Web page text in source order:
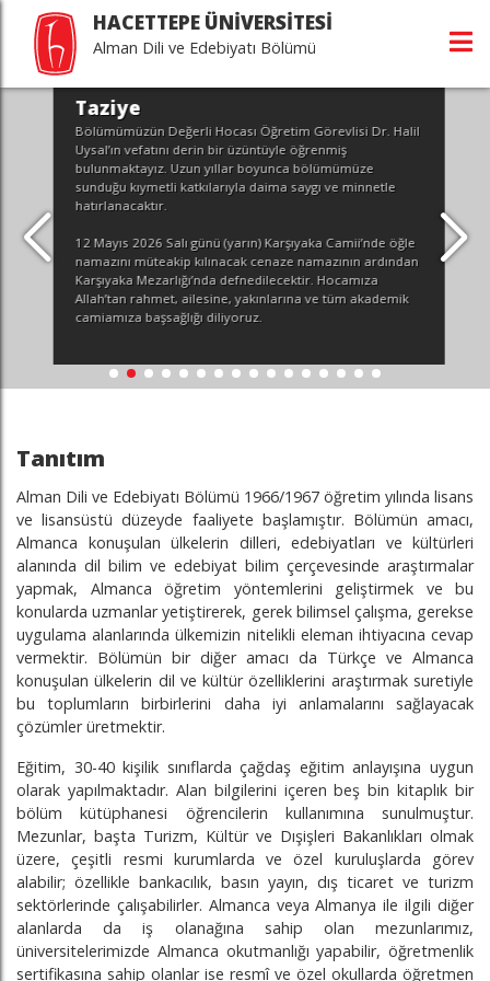
HACETTEPE ÜNİVERSİTESİ
Alman Dili ve Edebiyatı Bölümü
Taziye
Bölümümüzün Değerli Hocası Öğretim Görevlisi Dr. Halil
Uysal’ın vefatını derin bir üzüntüyle öğrenmiş
bulunmaktayız. Uzun yıllar boyunca bölümümüze
sunduğu kıymetli katkılarıyla daima saygı ve minnetle
hatırlanacaktır.
12 Mayıs 2026 Salı günü (yarın) Karşıyaka Camii’nde öğle
namazını müteakip kılınacak cenaze namazının ardından
Karşıyaka Mezarlığı’nda defnedilecektir. Hocamıza
Allah’tan rahmet, ailesine, yakınlarına ve tüm akademik
camiamıza başsağlığı diliyoruz.
Tanıtım
Alman Dili ve Edebiyatı Bölümü 1966/1967 öğretim yılında lisans
ve lisansüstü düzeyde faaliyete başlamıştır. Bölümün amacı,
Almanca konuşulan ülkelerin dilleri, edebiyatları ve kültürleri
alanında dil bilim ve edebiyat bilim çerçevesinde araştırmalar
yapmak, Almanca öğretim yöntemlerini geliştirmek ve bu
konularda uzmanlar yetiştirerek, gerek bilimsel çalışma, gerekse
uygulama alanlarında ülkemizin nitelikli eleman ihtiyacına cevap
vermektir. Bölümün bir diğer amacı da Türkçe ve Almanca
konuşulan ülkelerin dil ve kültür özelliklerini araştırmak suretiyle
bu toplumların birbirlerini daha iyi anlamalarını sağlayacak
çözümler üretmektir.
Eğitim, 30-40 kişilik sınıflarda çağdaş eğitim anlayışına uygun
olarak yapılmaktadır. Alan bilgilerini içeren beş bin kitaplık bir
bölüm kütüphanesi öğrencilerin kullanımına sunulmuştur.
Mezunlar, başta Turizm, Kültür ve Dışişleri Bakanlıkları olmak
üzere, çeşitli resmi kurumlarda ve özel kuruluşlarda görev
alabilir; özellikle bankacılık, basın yayın, dış ticaret ve turizm
sektörlerinde çalışabilirler. Almanca veya Almanya ile ilgili diğer
alanlarda da iş olanağına sahip olan mezunlarımız,
üniversitelerimizde Almanca okutmanlığı yapabilir, öğretmenlik
sertifikasına sahip olanlar ise resmî ve özel okullarda öğretmen